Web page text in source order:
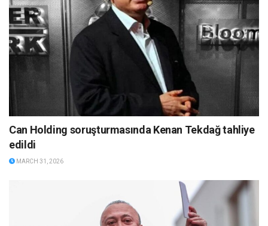
Can Holding soruşturmasında Kenan Tekdağ tahliye
edildi
MARCH 31, 2026